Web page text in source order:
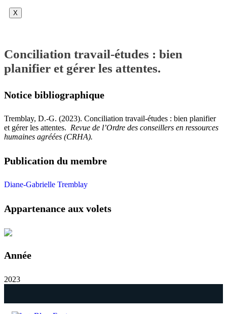
X
Conciliation travail-études : bien
planifier et gérer les attentes.
Notice bibliographique
Tremblay, D.-G. (2023). Conciliation travail-études : bien planifier
et gérer les attentes. Revue de l’Ordre des conseillers en ressources
humaines agréées (CRHA).
Publication du membre
Diane-Gabrielle Tremblay
Appartenance aux volets
Année
2023